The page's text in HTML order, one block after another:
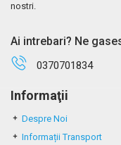
nostri.
Ai intrebari? Ne
0370701834
Informaţii
Despre Noi
Informații Transport